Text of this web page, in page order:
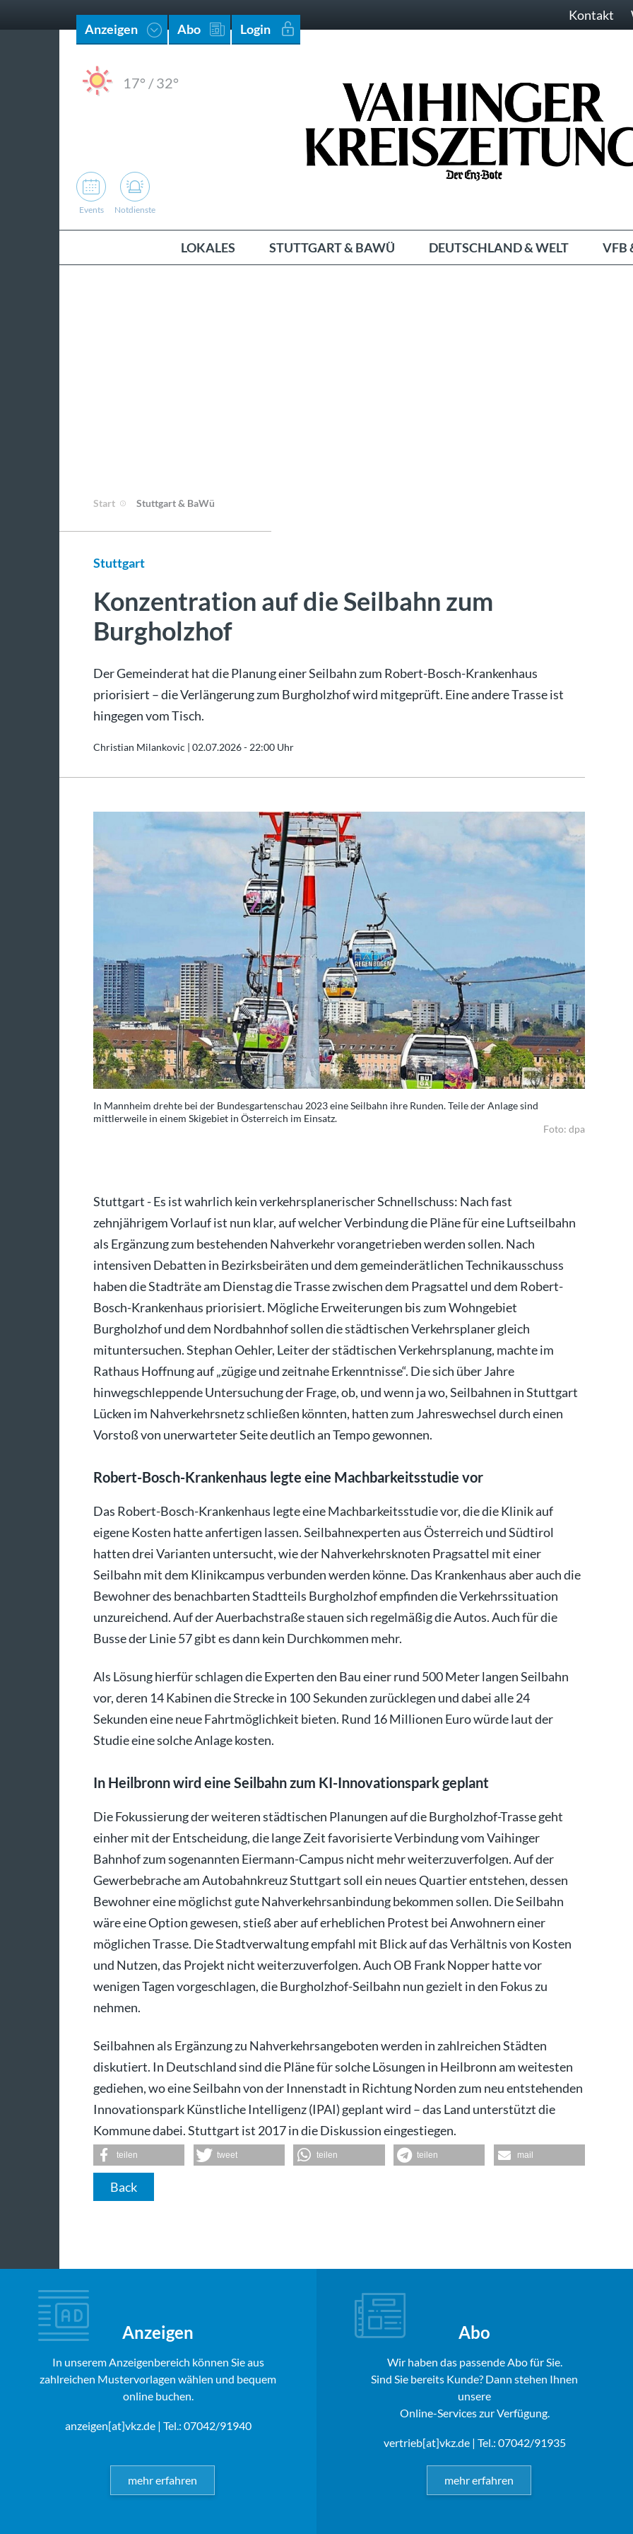
Anzeigen Abo Login
Kontakt
17° /32°
Events Notdienste
LOKALES STUTTGART & BAWÜ DEUTSCHLAND & WELT VFB
Start Stuttgart & BaWü
Stuttgart
Konzentration auf die Seilbahn zum
Burgholzhof
Der Gemeinderat hat die Planung einer Seilbahn zum Robert-Bosch-Krankenhaus
priorisiert – die Verlängerung zum Burgholzhof wird mitgeprüft. Eine andere Trasse ist
hingegen vom Tisch.
Christian Milankovic | 02.07.2026 - 22:00 Uhr
In Mannheim drehte bei der Bundesgartenschau 2023 eine Seilbahn ihre Runden. Teile der Anlage sind
mittlerweile in einem Skigebiet in Österreich im Einsatz.
Foto: dpa
Stuttgart - Es ist wahrlich kein verkehrsplanerischer Schnellschuss: Nach fast
zehnjährigem Vorlauf ist nun klar, auf welcher Verbindung die Pläne für eine Luftseilbahn
als Ergänzung zum bestehenden Nahverkehr vorangetrieben werden sollen. Nach
intensiven Debatten in Bezirksbeiräten und dem gemeinderätlichen Technikausschuss
haben die Stadträte am Dienstag die Trasse zwischen dem Pragsattel und dem Robert-
Bosch-Krankenhaus priorisiert. Mögliche Erweiterungen bis zum Wohngebiet
Burgholzhof und dem Nordbahnhof sollen die städtischen Verkehrsplaner gleich
mituntersuchen. Stephan Oehler, Leiter der städtischen Verkehrsplanung, machte im
Rathaus Hoffnung auf „zügige und zeitnahe Erkenntnisse“. Die sich über Jahre
hinwegschleppende Untersuchung der Frage, ob, und wenn ja wo, Seilbahnen in Stuttgart
Lücken im Nahverkehrsnetz schließen könnten, hatten zum Jahreswechsel durch einen
Vorstoß von unerwarteter Seite deutlich an Tempo gewonnen.
Robert-Bosch-Krankenhaus legte eine Machbarkeitsstudie vor
Das Robert-Bosch-Krankenhaus legte eine Machbarkeitsstudie vor, die die Klinik auf
eigene Kosten hatte anfertigen lassen. Seilbahnexperten aus Österreich und Südtirol
hatten drei Varianten untersucht, wie der Nahverkehrsknoten Pragsattel mit einer
Seilbahn mit dem Klinikcampus verbunden werden könne. Das Krankenhaus aber auch die
Bewohner des benachbarten Stadtteils Burgholzhof empfinden die Verkehrssituation
unzureichend. Auf der Auerbachstraße stauen sich regelmäßig die Autos. Auch für die
Busse der Linie 57 gibt es dann kein Durchkommen mehr.
Als Lösung hierfür schlagen die Experten den Bau einer rund 500 Meter langen Seilbahn
vor, deren 14 Kabinen die Strecke in 100 Sekunden zurücklegen und dabei alle 24
Sekunden eine neue Fahrtmöglichkeit bieten. Rund 16 Millionen Euro würde laut der
Studie eine solche Anlage kosten.
In Heilbronn wird eine Seilbahn zum KI-Innovationspark geplant
Die Fokussierung der weiteren städtischen Planungen auf die Burgholzhof-Trasse geht
einher mit der Entscheidung, die lange Zeit favorisierte Verbindung vom Vaihinger
Bahnhof zum sogenannten Eiermann-Campus nicht mehr weiterzuverfolgen. Auf der
Gewerbebrache am Autobahnkreuz Stuttgart soll ein neues Quartier entstehen, dessen
Bewohner eine möglichst gute Nahverkehrsanbindung bekommen sollen. Die Seilbahn
wäre eine Option gewesen, stieß aber auf erheblichen Protest bei Anwohnern einer
möglichen Trasse. Die Stadtverwaltung empfahl mit Blick auf das Verhältnis von Kosten
und Nutzen, das Projekt nicht weiterzuverfolgen. Auch OB Frank Nopper hatte vor
wenigen Tagen vorgeschlagen, die Burgholzhof-Seilbahn nun gezielt in den Fokus zu
nehmen.
Seilbahnen als Ergänzung zu Nahverkehrsangeboten werden in zahlreichen Städten
diskutiert. In Deutschland sind die Pläne für solche Lösungen in Heilbronn am weitesten
gediehen, wo eine Seilbahn von der Innenstadt in Richtung Norden zum neu entstehenden
Innovationspark Künstliche Intelligenz (IPAI) geplant wird – das Land unterstützt die
Kommune dabei. Stuttgart ist 2017 in die Diskussion eingestiegen.
teilen tweet teilen teilen mail
Back
Anzeigen
In unserem Anzeigenbereich können Sie aus
zahlreichen Mustervorlagen wählen und bequem
online buchen.
anzeigen[at]vkz.de| Tel.: 07042/91940
mehr erfahren
Abo
Wir haben das passende Abo für Sie.
Sind Sie bereits Kunde? Dann stehen Ihnen
unsere
Online-Services zur Verfügung.
vertrieb[at]vkz.de| Tel.: 07042/91935
mehr erfahren